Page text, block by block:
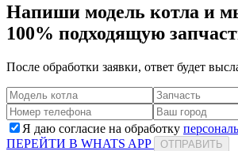
Напиши модель котла и
100% подходящую
После обработки заявки, ответ будет
Я даю согласие на обработку
ПЕРЕЙТИ В WHATS APP
ОТПРАВИТЬ